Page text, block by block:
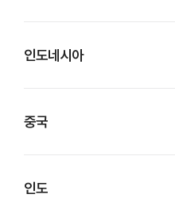
인도네시아
중국
인도